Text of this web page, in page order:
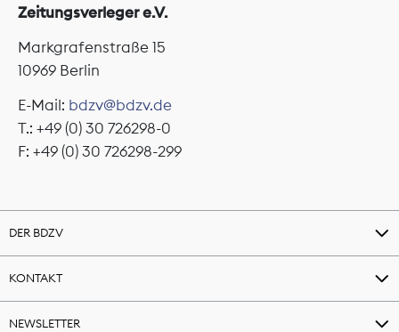
Zeitungsverleger e.V.
Markgrafenstraße 15
10969 Berlin
E-Mail: bdzv@bdzv.de
T.: +49 (0) 30 726298-0
F: +49 (0) 30 726298-299
DER BDZV
KONTAKT
NEWSLETTER